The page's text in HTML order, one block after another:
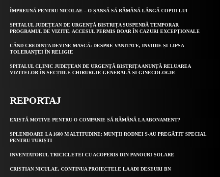
ÎMPREUNĂ PENTRU NICOLAE – O ȘANSĂ SĂ RĂMÂNĂ LÂNGĂ COPIII LUI
SPITALUL JUDEȚEAN DE URGENȚĂ BISTRIȚA SUSPENDĂ TEMPORAR
PROGRAMUL DE VIZITE. ACCESUL PERMIS DOAR ÎN CAZURI EXCEPȚIONALE
CÂND CREDINȚA DEVINE MASCĂ: DESPRE VANITATE, INVIDIE ȘI LIPSA
TOLERANȚEI ÎN RELIGIE
SPITALUL CLINIC JUDEȚEAN DE URGENȚĂ BISTRIȚA ANUNȚĂ RELUAREA
VIZITELOR ÎN SECȚIILE CHIRURGIE GENERALĂ ȘI GINECOLOGIE
REPORTAJ
EXISTĂ MOTIVE PENTRU O COMPANIE SĂ RĂMÂNĂ LA ABONAMENT?
SPLENDOARE LA 1600 M ALTITUDINE: MUNȚII RODNEI S-AU PREGĂTIT SPECIAL
PENTRU TURIȘTI
INVENTATORUL TRICICLETEI CU ACOPERIS DIN PANOURI SOLARE
CRISTIAN NICULAE, CONTINUA PROIECTELE LA ADI DESEURI BN